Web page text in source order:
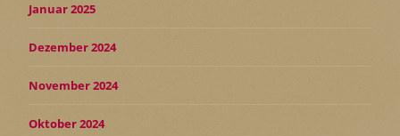
Januar 2025
Dezember 2024
November 2024
Oktober 2024